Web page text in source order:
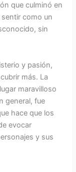
que culminó en
como un
sin
y pasión,
más. La
maravilloso
general, fue
hace que los
evocar
y sus